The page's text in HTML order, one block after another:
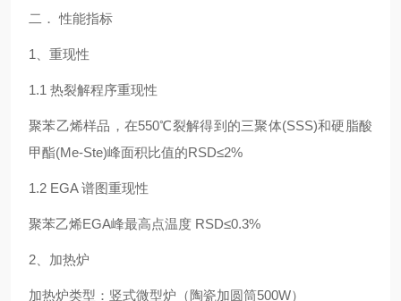
二． 性能指标
1、重现性
1.1 热裂解程序重现性
聚苯乙烯样品，在550℃裂解得到的三聚体(SSS)和硬脂酸
甲酯(Me-Ste)峰面积比值的RSD≤2%
1.2 EGA 谱图重现性
聚苯乙烯EGA峰最高点温度 RSD≤0.3%
2、加热炉
加热炉类型：竖式微型炉（陶瓷加圆筒500W）